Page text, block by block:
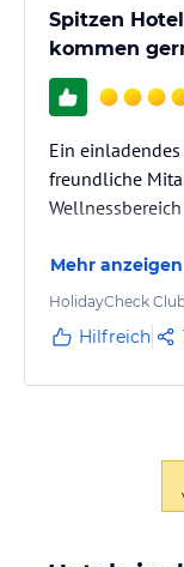
Spitzen
kommen
Ein
freundliche
Mehr anzeigen
HolidayCheck
Hilfreich